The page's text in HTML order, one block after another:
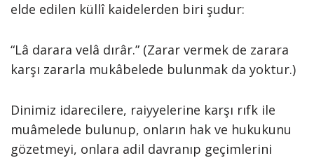
elde edilen küllî kaidelerden biri şudur:
“Lâ darara velâ dırâr.” (Zarar vermek de zarara
karşı zararla mukâbelede bulunmak da yoktur.)
Dinimiz idarecilere, raiyyelerine karşı rıfk ile
muâmelede bulunup, onların hak ve hukukunu
gözetmeyi, onlara adil davranıp geçimlerini